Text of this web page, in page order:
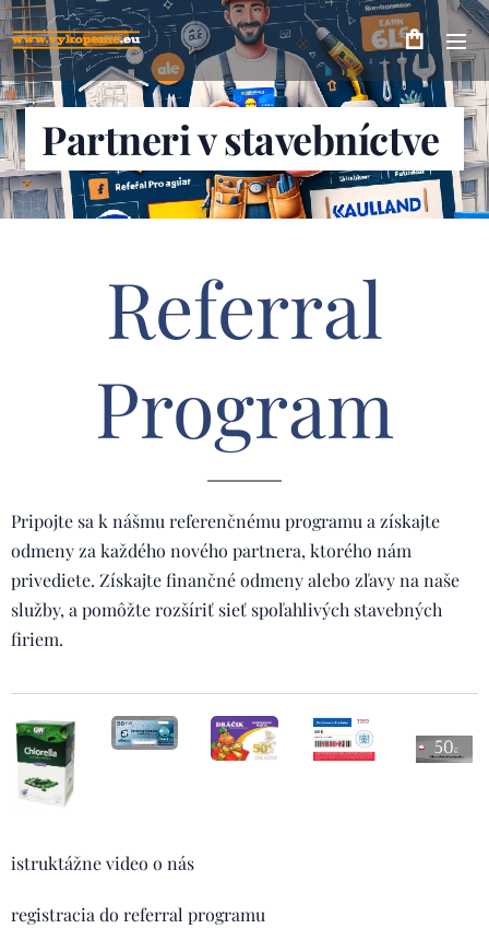
Partneri v stavebníctve
Referral
Program
Pripojte sa k nášmu referenčnému programu a získajte
odmeny za každého nového partnera, ktorého nám
privediete. Získajte finančné odmeny alebo zľavy na naše
služby, a pomôžte rozšíriť sieť spoľahlivých stavebných
firiem.
istruktážne video o nás
registracia do referral programu